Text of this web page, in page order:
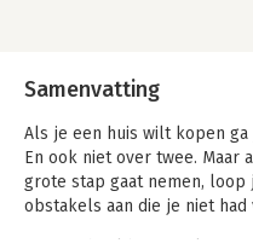
Samenvatting
Als je een huis wilt kopen
En ook niet over twee. Maar
grote stap gaat nemen,
obstakels aan die je niet had